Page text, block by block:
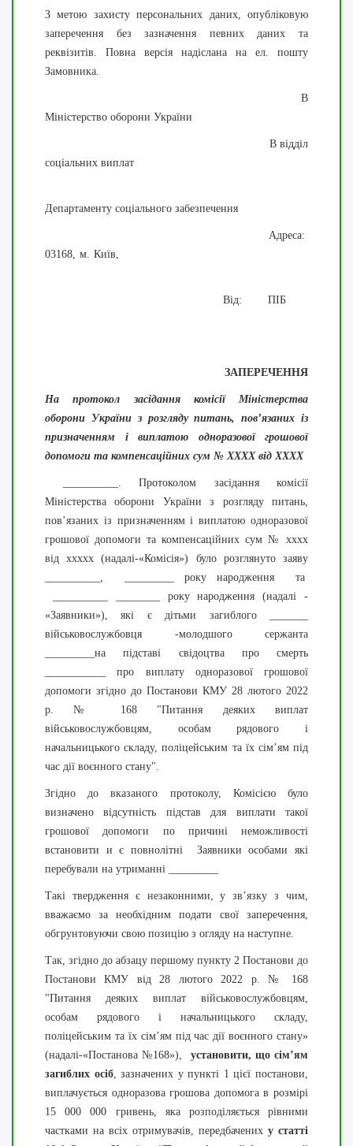
З метою захисту персональних даних, опубліковую
заперечення без зазначення певних даних та
реквізитів. Повна версія надіслана на ел. пошту
Замовника.
В
Міністерство оборони України
В відділ
соціальних виплат
Департаменту соціального забезпечення
Адреса:
03168, м. Київ,
Від: ПІБ
ЗАПЕРЕЧЕННЯ
На протокол засідання комісії Міністерства
оборони України з розгляду питань, пов’язаних із
призначенням і виплатою одноразової грошової
допомоги та компенсаційних сум № ХХХХ від ХХХХ
__________. Протоколом засідання комісії
Міністерства оборони України з розгляду питань,
пов’язаних із призначенням і виплатою одноразової
грошової допомоги та компенсаційних сум № хххх
від ххххх (надалі-«Комісія») було розглянуто заяву
__________, _________ року народження та
__________ ________ року народження (надалі -
«Заявники»), які є дітьми загиблого _______
військовослужбовця -молодшого сержанта
_________на підставі свідоцтва про смерть
___________ про виплату одноразової грошової
допомоги згідно до Постанови КМУ 28 лютого 2022
р. № 168 "Питання деяких виплат
військовослужбовцям, особам рядового і
начальницького складу, поліцейським та їх сім’ям під
час дії воєнного стану".
Згідно до вказаного протоколу, Комісією було
визначено відсутність підстав для виплати такої
грошової допомоги по причині неможливості
встановити и є повнолітні Заявники особами які
перебували на утриманні _________
Такі твердження є незаконними, у зв’язку з чим,
вважаємо за необхідним подати свої заперечення,
обгрунтовуючи свою позицію з огляду на наступне.
Так, згідно до абзацу першому пункту 2 Постанови до
Постанови КМУ від 28 лютого 2022 р. № 168
"Питання деяких виплат військовослужбовцям,
особам рядового і начальницького складу,
поліцейським та їх сім’ям під час дії воєнного стану»
(надалі-«Постанова №168»), установити, що сім’ям
загиблих осіб, зазначених у пункті 1 цієї постанови,
виплачується одноразова грошова допомога в розмірі
15 000 000 гривень, яка розподіляється рівними
частками на всіх отримувачів, передбачених у статті